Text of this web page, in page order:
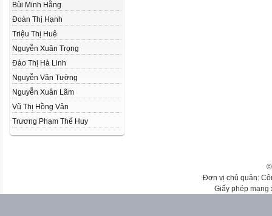
Bùi Minh Hằng
Đoàn Thị Hạnh
Triệu Thị Huệ
Nguyễn Xuân Trọng
Đào Thị Hà Linh
Nguyễn Văn Tường
Nguyễn Xuân Lãm
Vũ Thị Hồng Vân
Trương Phạm Thế Huy
Đơn vị chủ quản:
Giấy phép mạng